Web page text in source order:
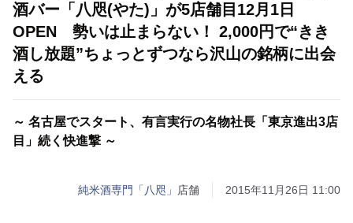
酒バー「八咫(やた)」が5店舗目12月1日
OPEN 勢いは止まらない！ 2,000円で“きき
酒し放題”ちょっとずつなら沢山の銘柄に出会
える
～ 名古屋でスタート、有言実行の名物社長「東京進出3店
目」続く快進撃 ～
純米酒専門「八咫」 店舗 2015年11月26日 11:00